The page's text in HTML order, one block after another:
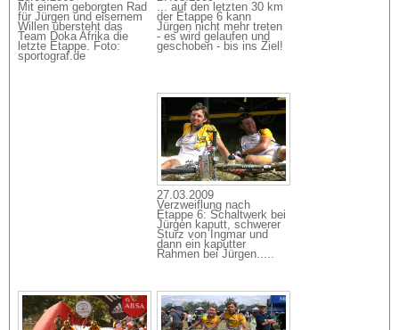
Mit einem geborgten Rad
für Jürgen und eisernem
Willen übersteht das
Team Doka Afrika die
letzte Etappe. Foto:
sportograf.de
... auf den letzten 30 km
der Etappe 6 kann
Jürgen nicht mehr treten
- es wird gelaufen und
geschoben - bis ins Ziel!
27.03.2009
Verzweiflung nach
Etappe 6: Schaltwerk bei
Jürgen kaputt, schwerer
Sturz von Ingmar und
dann ein kaputter
Rahmen bei Jürgen.....